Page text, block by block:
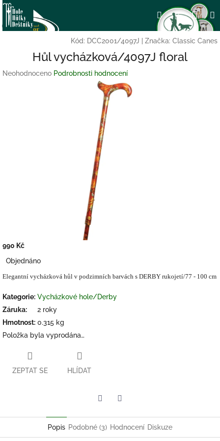
Přejít
na
obsah
HledatPřihlášení
Kód: DCC2001/4097J Značka: Classic Canes
Hůl vycházková/4097J floral
Průměrné
Neohodnoceno Podrobnosti hodnocení
990 Kč
cena:
Objednáno
Elegantní vycházková hůl v podzimních barvách s DERBY rukojetí/77 - 100 cm
Kategorie: Vycházkové hole/Derby
Záruka:
2 roky
Hmotnost: 0.315 kg
Položka byla vyprodána…
ZEPTAT SE HLÍDAT
Popis Podobné (3) Hodnocení Diskuze